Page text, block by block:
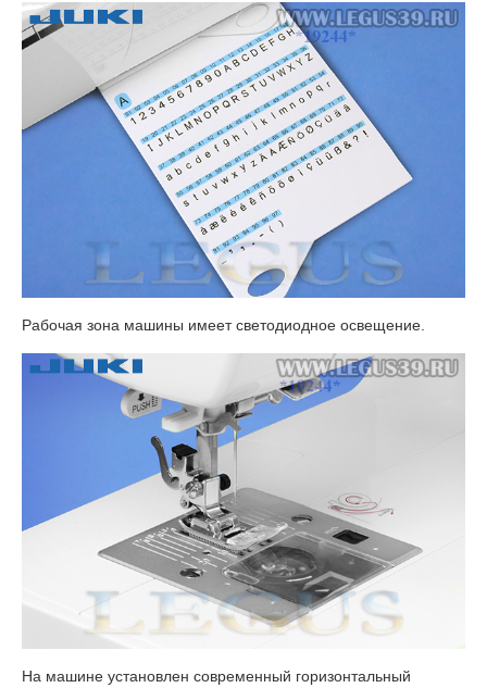
Рабочая зона машины имеет светодиодное освещение.
На машине установлен современный горизонтальный